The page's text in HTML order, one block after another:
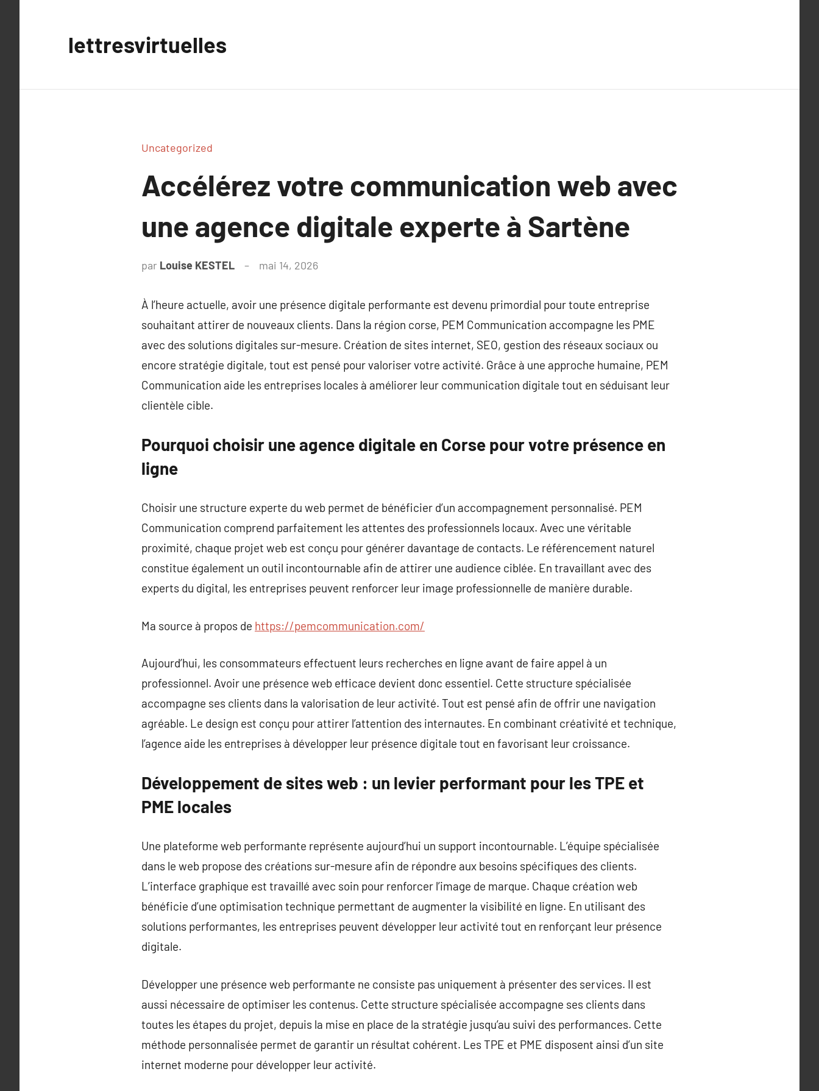
lettresvirtuelles
Uncategorized
Accélérez votre communication web avec
une agence digitale experte à Sartène
par Louise KESTEL mai 14, 2026
À l’heure actuelle, avoir une présence digitale performante est devenu primordial pour toute entreprise
souhaitant attirer de nouveaux clients. Dans la région corse, PEM Communication accompagne les PME
avec des solutions digitales sur-mesure. Création de sites internet, SEO, gestion des réseaux sociaux ou
encore stratégie digitale, tout est pensé pour valoriser votre activité. Grâce à une approche humaine, PEM
Communication aide les entreprises locales à améliorer leur communication digitale tout en séduisant leur
clientèle cible.
Pourquoi choisir une agence digitale en Corse pour votre présence en
ligne
Choisir une structure experte du web permet de bénéficier d’un accompagnement personnalisé. PEM
Communication comprend parfaitement les attentes des professionnels locaux. Avec une véritable
proximité, chaque projet web est conçu pour générer davantage de contacts. Le référencement naturel
constitue également un outil incontournable afin de attirer une audience ciblée. En travaillant avec des
experts du digital, les entreprises peuvent renforcer leur image professionnelle de manière durable.
Ma source à propos de https://pemcommunication.com/
Aujourd’hui, les consommateurs effectuent leurs recherches en ligne avant de faire appel à un
professionnel. Avoir une présence web efficace devient donc essentiel. Cette structure spécialisée
accompagne ses clients dans la valorisation de leur activité. Tout est pensé afin de offrir une navigation
agréable. Le design est conçu pour attirer l’attention des internautes. En combinant créativité et technique,
l’agence aide les entreprises à développer leur présence digitale tout en favorisant leur croissance.
Développement de sites web : un levier performant pour les TPE et
PME locales
Une plateforme web performante représente aujourd’hui un support incontournable. L’équipe spécialisée
dans le web propose des créations sur-mesure afin de répondre aux besoins spécifiques des clients.
L’interface graphique est travaillé avec soin pour renforcer l’image de marque. Chaque création web
bénéficie d’une optimisation technique permettant de augmenter la visibilité en ligne. En utilisant des
solutions performantes, les entreprises peuvent développer leur activité tout en renforçant leur présence
digitale.
Développer une présence web performante ne consiste pas uniquement à présenter des services. Il est
aussi nécessaire de optimiser les contenus. Cette structure spécialisée accompagne ses clients dans
toutes les étapes du projet, depuis la mise en place de la stratégie jusqu’au suivi des performances. Cette
méthode personnalisée permet de garantir un résultat cohérent. Les TPE et PME disposent ainsi d’un site
internet moderne pour développer leur activité.